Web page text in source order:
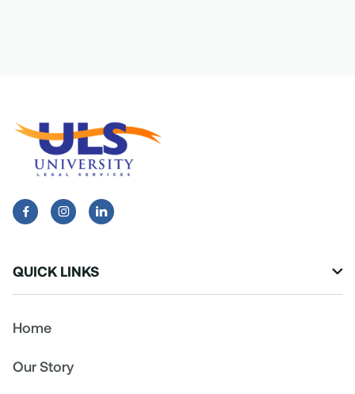
 
QUICK LINKS 
Home
Our Story